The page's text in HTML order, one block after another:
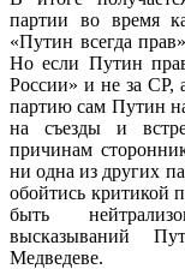
партии во время
«Путин всегда
Но если Путин
России» и не за
партию сам Путин
на съезды и
причинам
ни одна из других
обойтись критикой
быть
высказываний
Медведеве.